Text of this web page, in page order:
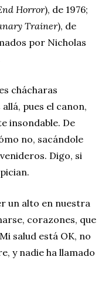
Horror), de 1976;
Trainer), de
por Nicholas
chácharas
pues el canon,
insondable. De
no, sacándole
Digo, si
un alto en nuestra
corazones, que
salud está OK, no
y nadie ha llamado